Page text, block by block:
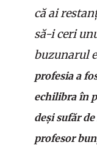
că ai
să-i ceri
buzunarul
profesia a
echilibra în
deși sufăr
profesor